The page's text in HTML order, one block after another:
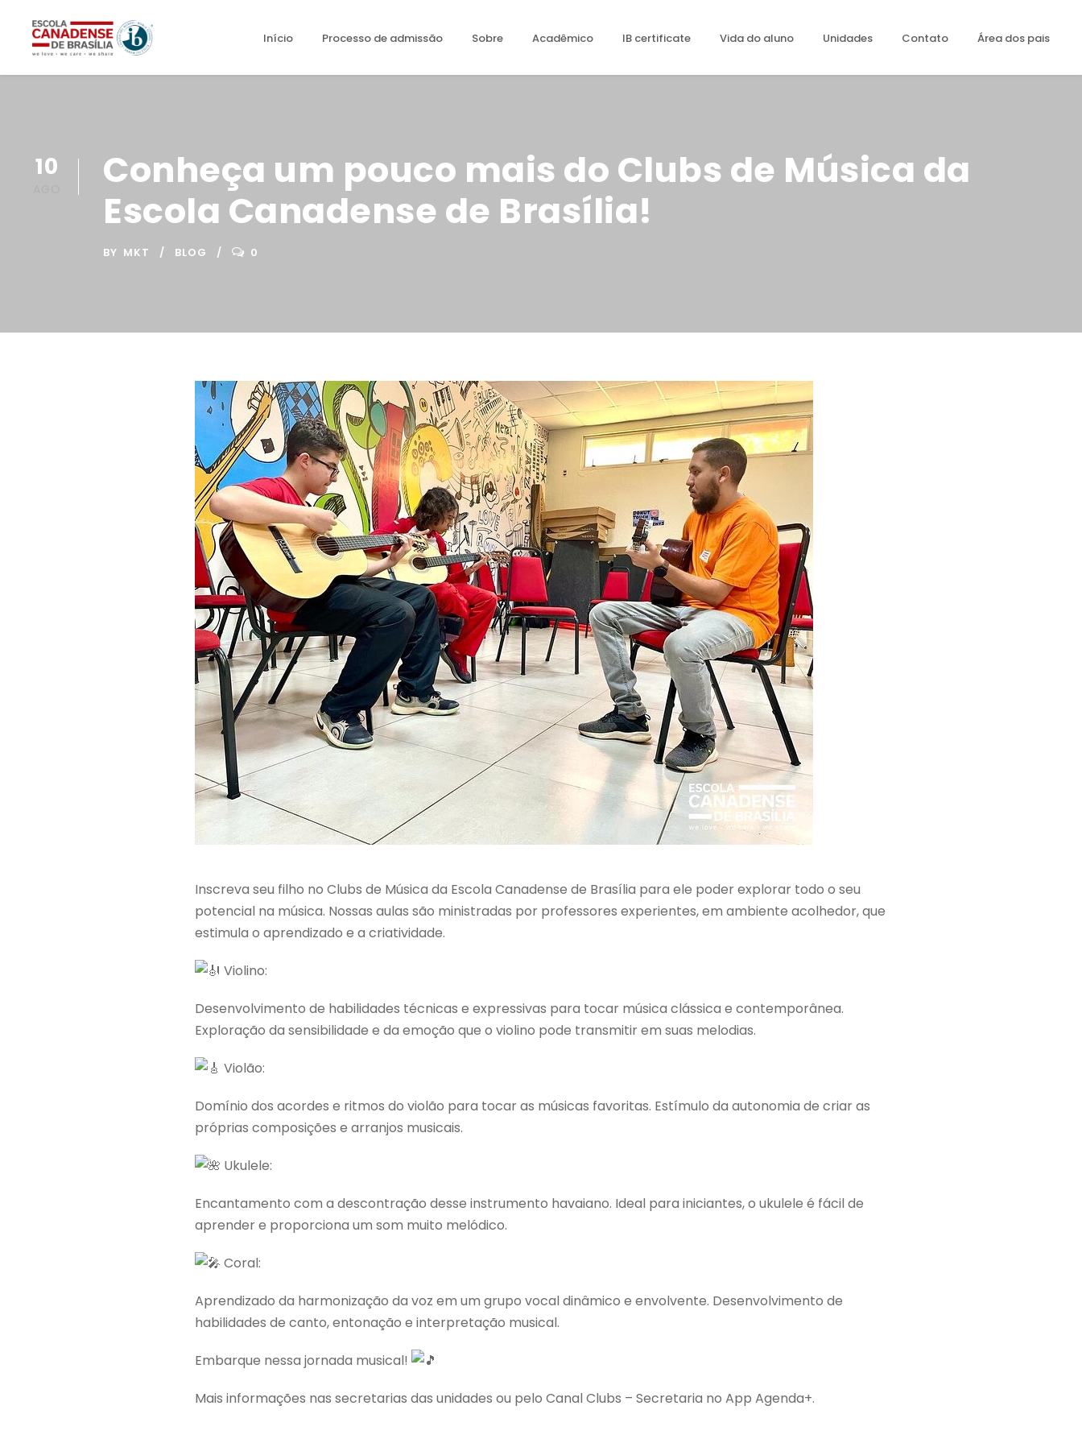
Início Processo de admissão Sobre Acadêmico IB certificate Vida do aluno Unidades Contato Área dos pais
10
Conheça um pouco mais do Clubs de Música da
Escola Canadense de Brasília!
BY MKT BLOG 0
Inscreva seu filho no Clubs de Música da Escola Canadense de Brasília para ele poder explorar todo o seu
potencial na música. Nossas aulas são ministradas por professores experientes, em ambiente acolhedor, que
estimula o aprendizado e a criatividade.
Violino:
Desenvolvimento de habilidades técnicas e expressivas para tocar música clássica e contemporânea.
Exploração da sensibilidade e da emoção que o violino pode transmitir em suas melodias.
Violão:
Domínio dos acordes e ritmos do violão para tocar as músicas favoritas. Estímulo da autonomia de criar as
próprias composições e arranjos musicais.
Ukulele:
Encantamento com a descontração desse instrumento havaiano. Ideal para iniciantes, o ukulele é fácil de
aprender e proporciona um som muito melódico.
Coral:
Aprendizado da harmonização da voz em um grupo vocal dinâmico e envolvente. Desenvolvimento de
habilidades de canto, entonação e interpretação musical.
Embarque nessa jornada musical!
Mais informações nas secretarias das unidades ou pelo Canal Clubs – Secretaria no App Agenda+.